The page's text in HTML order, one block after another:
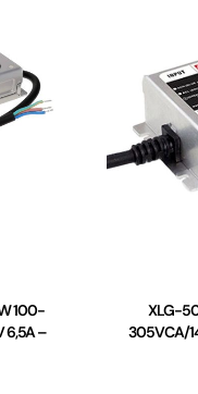
100-
6,5A –
XLG-
305VCA/